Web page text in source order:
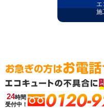
エ
施
24時間
受付中！
0120-